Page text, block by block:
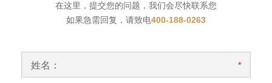
在这里，提交您的问题，我们会尽快联系您
如果急需回复，请致电400-188-0263
姓名： *